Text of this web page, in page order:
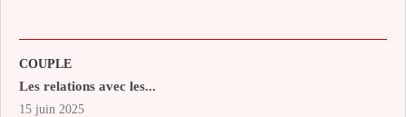
COUPLE
Les relations avec les...
15 juin 2025